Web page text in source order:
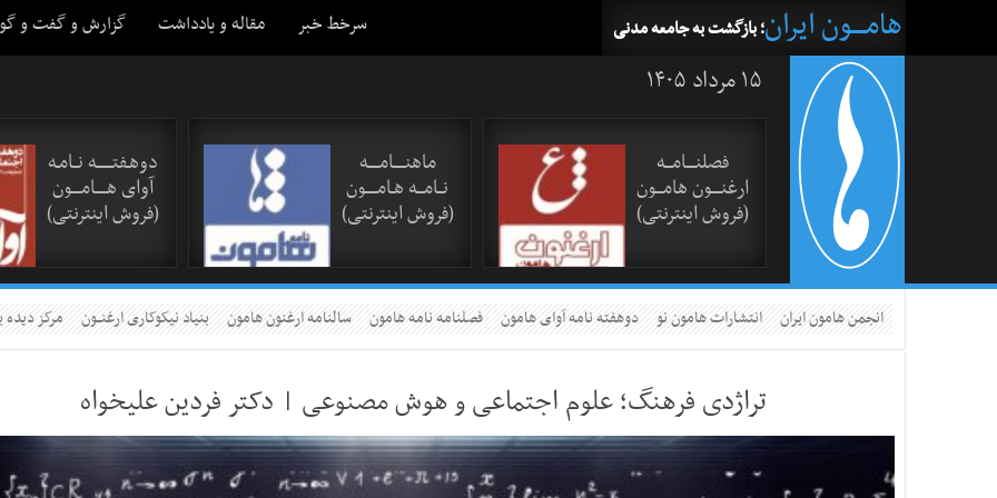
سرخط خبر مقاله و یادداشت گزارش و گفت و گو هامــــون ایران؛ بازگشت به جامعه مدنی
۱۵ مرداد ۱۴۰۵
فصلنــــامـــه
ارغنــــون هامـــون
(فروش اینترنتی)
ماهنـــــامـــــه
نــامـــه هـامـــــون
(فروش اینترنتی)
دوهـفتـــــــه نــامـه
آوای هـــــامــــون
(فروش اینترنتی)
انجمن هامون ایران انتشارات هامون نو دوهفته نامه آوای هامون فصلنامه نامه هامون سالنامه ارغنون هامون بنیاد نیکوکاری ارغنــون مرکز
تراژدی فرهنگ؛ علوم اجتماعی و هوش مصنوعی | دکتر فردین علیخواه